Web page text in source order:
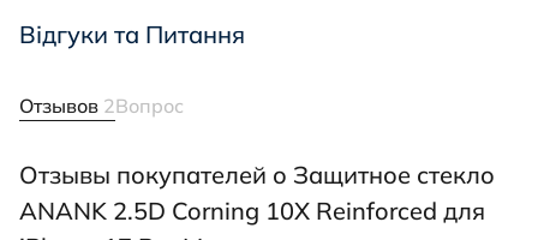
Відгуки та Питання
Отзывов 2Вопрос
Отзывы покупателей о Защитное стекло
ANANK 2.5D Corning 10X Reinforced для